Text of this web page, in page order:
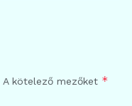
A kötelező mezőket *